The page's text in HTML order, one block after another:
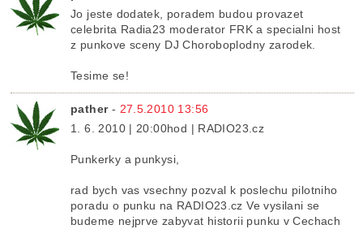
Jo jeste dodatek, poradem budou provazet
celebrita Radia23 moderator FRK a specialni host
z punkove sceny DJ Choroboplodny zarodek.
Tesime se!
pather- 27.5.2010 13:56
1. 6. 2010 | 20:00hod | RADIO23.cz
Punkerky a punkysi,
rad bych vas vsechny pozval k poslechu pilotniho
poradu o punku na RADIO23.cz Ve vysilani se
budeme nejprve zabyvat historii punku v Cechach